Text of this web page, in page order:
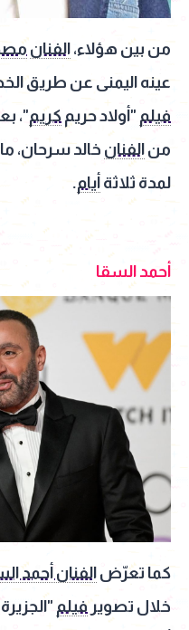
من بين هؤلاء، الفنان
عينه اليمنى عن طريق
فيلم "أولاد حريم كريم"،
من الفنان خالد سرحان،
لمدة ثلاثة أيام.
أحمد السقا
كما تعرّض الفنان أحمد
خلال تصويرفيلم